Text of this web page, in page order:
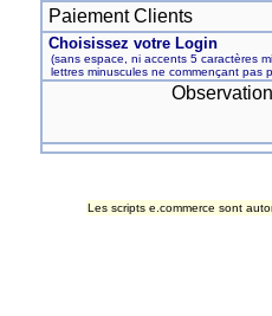
Paiement Clients
Choisissez votre Login
(sans espace, ni accents 5 caractères
lettres minuscules ne commençant pas
Observation
Les scripts e.commerce sont